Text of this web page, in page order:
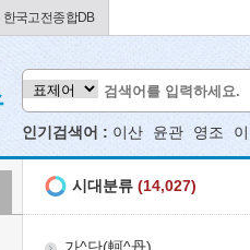
한국고전종합DB
인기검색어 : 이산 윤관 영조